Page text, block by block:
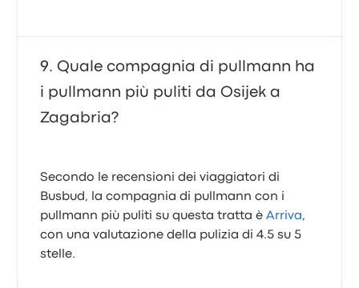
Quale compagnia di pullmann ha
i pullmann più puliti da Osijek a
Zagabria?
Secondo le recensioni dei viaggiatori di
Busbud, la compagnia di pullmann con i
pullmann più puliti su questa tratta èArriva,
con una valutazione della pulizia di 4.5 su 5
stelle.